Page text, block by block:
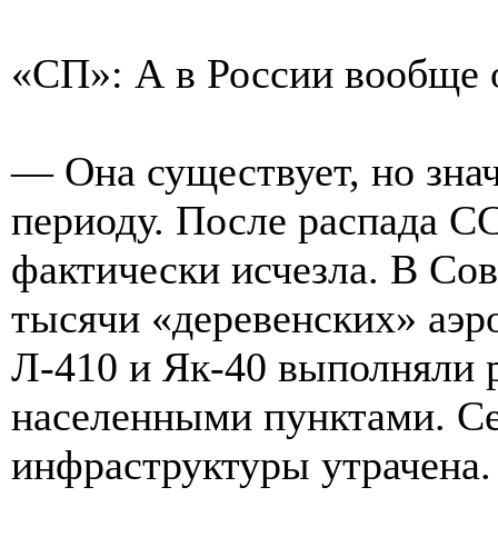
«СП»: А в России вообще
— Она существует, но
периоду. После распада
фактически исчезла. В
тысячи «деревенских»
Л-410 и Як-40 выполняли
населенными пунктами.
инфраструктуры утрачена.